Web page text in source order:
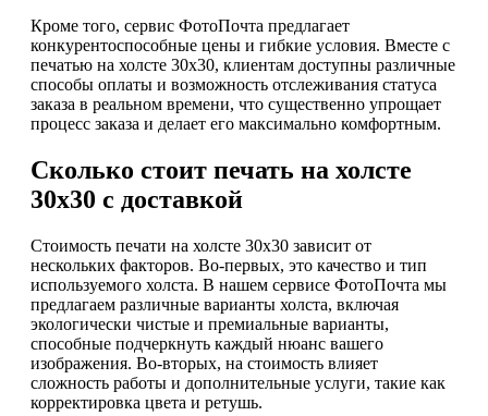
Кроме того, сервис ФотоПочта предлагает
конкурентоспособные цены и гибкие условия. Вместе с
печатью на холсте 30х30, клиентам доступны различные
способы оплаты и возможность отслеживания статуса
заказа в реальном времени, что существенно упрощает
процесс заказа и делает его максимально комфортным.
Сколько стоит печать на холсте
30х30 с доставкой
Стоимость печати на холсте 30х30 зависит от
нескольких факторов. Во-первых, это качество и тип
используемого холста. В нашем сервисе ФотоПочта мы
предлагаем различные варианты холста, включая
экологически чистые и премиальные варианты,
способные подчеркнуть каждый нюанс вашего
изображения. Во-вторых, на стоимость влияет
сложность работы и дополнительные услуги, такие как
корректировка цвета и ретушь.